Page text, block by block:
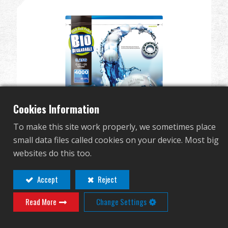
Войти
繁體中文
Français 日本語
Bio BB 0.25g 1kg/Pack - Aluminum Foil
G-07-126
Cookies Information
To make this site work properly, we sometimes place
small data files called cookies on your device. Most big
websites do this too.
Accept
Reject
Read More
Change Settings